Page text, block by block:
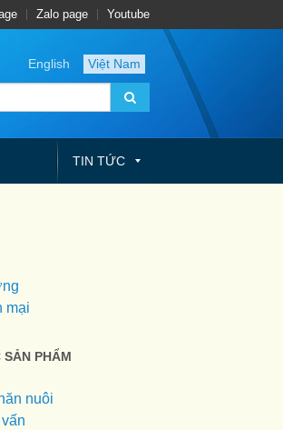
Zalo page Youtube
English Việt Nam
TIN TỨC
mại
SẢN PHẨM
nuôi